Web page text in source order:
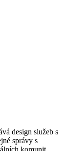
design služeb s
správy s
komunit.